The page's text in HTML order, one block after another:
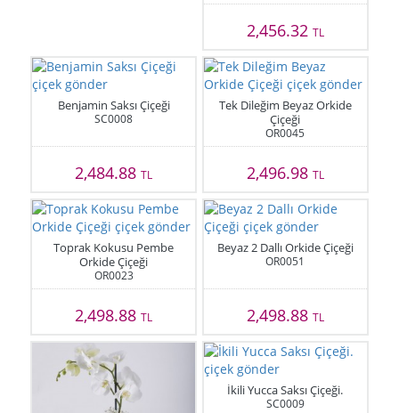
2,456.32 TL
Benjamin Saksı Çiçeği
SC0008
2,484.88TL
Tek Dileğim Beyaz Orkide
Çiçeği
OR0045
2,496.98 TL
Toprak Kokusu Pembe
Orkide Çiçeği
OR0023
2,498.88TL
Beyaz 2 Dallı Orkide Çiçeği
OR0051
2,498.88 TL
İkili Yucca Saksı Çiçeği.
SC0009